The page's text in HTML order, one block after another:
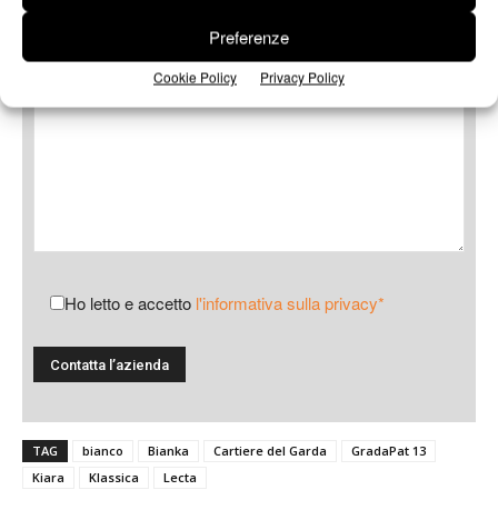
Preferenze
Cookie Policy Privacy Policy
Ho letto e accetto l'informativa sulla privacy*
TAG bianco Bianka Cartiere del Garda
GradaPat 13
Kiara
Klassica Lecta